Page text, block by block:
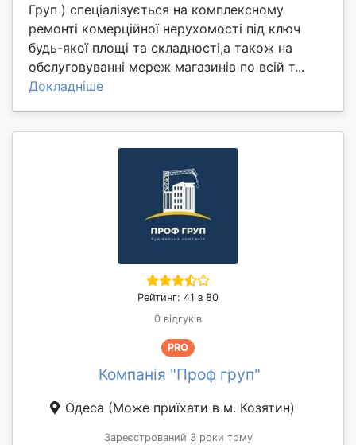
Груп ) спеціалізується на комплексному
ремонті комерційної нерухомості під ключ
будь-якої площі та складності,а також на
обслуговуванні мереж магазинів по всій т...
Докладніше
Рейтинг: 41 з 80
0 відгуків
PRO
Компанія "Проф груп"
Одеса (Може приїхати в м. Козятин)
Зареєстрований 3 роки тому